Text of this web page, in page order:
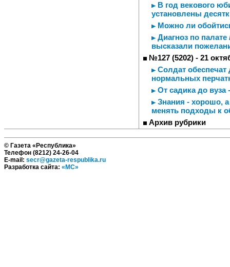
В год векового
установлены
Можно ли
Диагноз по
высказали
№127 (5202) - 21
Солдат обеспечат
нормальных
От садика до вуза
Знания - хорошо,
менять подходы к
Архив рубрики
© Газета «Республика»
Телефон (8212) 24-26-04
E-mail: secr@gazeta-respublika.ru
Разработка сайта: «МС»